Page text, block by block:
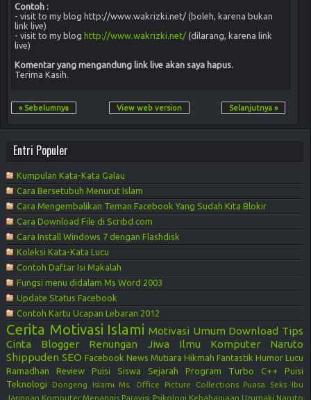
Contoh :
- visit to my blog http://www.wakrizki.net/ (boleh, karena bukan
link live)
- visit to my blog http://www.wakrizki.net/ (dilarang, karena link
live)
Komentar yang mengandung link live akan saya hapus.
Terima Kasih.
« Sebelumnya Selanjutnya »
View web version
Entri Populer
Kumpulan Kata-Kata Galau
Cara Bersetubuh Menurut Islam
Cara Mengembalikan Teman Facebook Yang Sudah Kita Blokir
Cara Download File di Scribd.com
Cara Install Windows 7 dengan Flashdisk
Koleksi Kata-Kata Lucu
Contoh Daftar Isi Makalah
Fungsi menu didalam Ms Word 2003
Update Status Facebook
Contoh Kartu Ucapan Lebaran 2012
Cerita Motivasi Islami Motivasi Umum Download Tips
Cinta
Blogger Renungan Jiwa Ilmu Komputer
Naruto
Shippuden SEO Facebook News Mutiara Hikmah Fantastik Humor Lucu
Ramadhan
Review Puisi Siswa Sejarah Program Turbo C++
Puisi
Teknologi
Dongeng Islami Ms. Office Picture Collections Puasa Seks
Ibu
Jaringan Komputer Menangis Paravisi Psikologi Kebahagiaan Uzumaki Naruto